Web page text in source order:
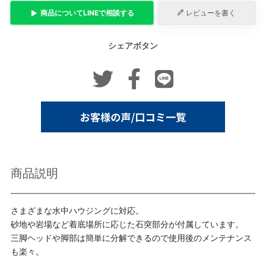
商品についてLINEで相談する レビューを書く
シェアボタン
商品説明
さまざまな水中ハウジングに対応。
砂地や岩場など着底場所に応じた石突部分が付属しています。
三脚ヘッドや脚部は簡単に分解できるので使用後のメンテナンス
も楽々。